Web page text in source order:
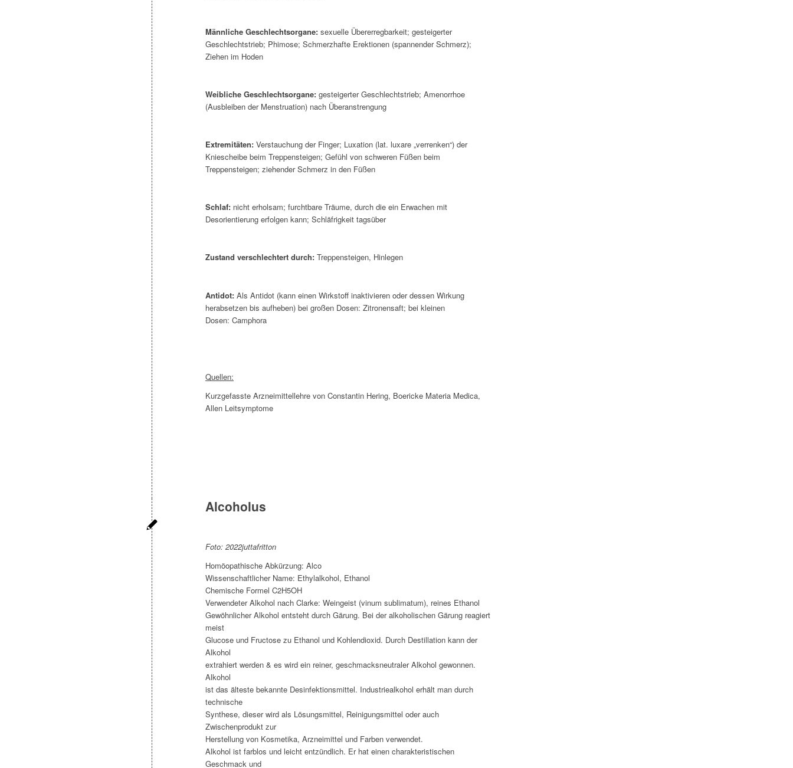
Männliche Geschlechtsorgane: sexuelle Übererregbarkeit; gesteigerter
Geschlechtstrieb; Phimose; Schmerzhafte Erektionen (spannender Schmerz);
Ziehen im Hoden
Weibliche Geschlechtsorgane: gesteigerter Geschlechtstrieb; Amenorrhoe
(Ausbleiben der Menstruation) nach Überanstrengung
Extremitäten: Verstauchung der Finger; Luxation (lat. luxare „verrenken“) der
Kniescheibe beim Treppensteigen; Gefühl von schweren Füßen beim
Treppensteigen; ziehender Schmerz in den Füßen
Schlaf: nicht erholsam; furchtbare Träume, durch die ein Erwachen mit
Desorientierung erfolgen kann; Schläfrigkeit tagsüber
Zustand verschlechtert durch: Treppensteigen, Hinlegen
Antidot: Als Antidot (kann einen Wirkstoff inaktivieren oder dessen Wirkung
herabsetzen bis aufheben) bei großen Dosen: Zitronensaft; bei kleinen
Dosen: Camphora
Quellen:
Kurzgefasste Arzneimittellehre von Constantin Hering, Boericke Materia Medica,
Allen Leitsymptome
Alcoholus
Foto: 2022juttafritton
Homöopathische Abkürzung: Alco
Wissenschaftlicher Name: Ethylalkohol, Ethanol
Chemische Formel C2H5OH
Verwendeter Alkohol nach Clarke: Weingeist (vinum sublimatum), reines Ethanol
Gewöhnlicher Alkohol entsteht durch Gärung. Bei der alkoholischen Gärung reagiert
meist
Glucose und Fructose zu Ethanol und Kohlendioxid. Durch Destillation kann der
Alkohol
extrahiert werden & es wird ein reiner, geschmacksneutraler Alkohol gewonnen.
Alkohol
ist das älteste bekannte Desinfektionsmittel. Industriealkohol erhält man durch
technische
Synthese, dieser wird als Lösungsmittel, Reinigungsmittel oder auch
Zwischenprodukt zur
Herstellung von Kosmetika, Arzneimittel und Farben verwendet.
Alkohol ist farblos und leicht entzündlich. Er hat einen charakteristischen
Geschmack und